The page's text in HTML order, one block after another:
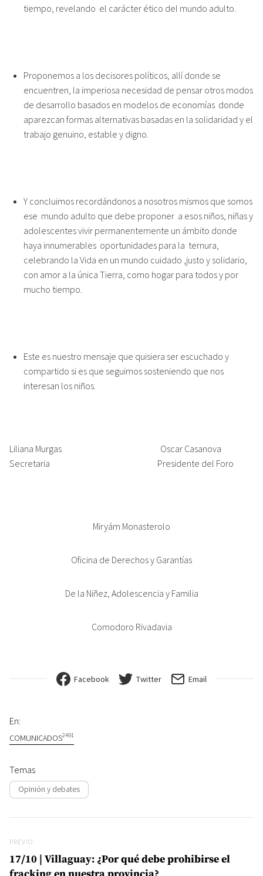
tiempo, revelando el carácter ético del mundo adulto.
Proponemos a los decisores políticos, allí donde se
encuentren, la imperiosa necesidad de pensar otros modos
de desarrollo basados en modelos de economías donde
aparezcan formas alternativas basadas en la solidaridad y el
trabajo genuino, estable y digno.
Y concluimos recordándonos a nosotros mismos que somos
ese mundo adulto que debe proponer a esos niños, niñas y
adolescentes vivir permanentemente un ámbito donde
haya innumerables oportunidades para la ternura,
celebrando la Vida en un mundo cuidado ,justo y solidario,
con amor a la única Tierra, como hogar para todos y por
mucho tiempo.
Este es nuestro mensaje que quisiera ser escuchado y
compartido si es que seguimos sosteniendo que nos
interesan los niños.
Liliana Murgas Oscar Casanova
Secretaria Presidente del Foro
Miryám Monasterolo
Oficina de Derechos y Garantías
De la Niñez, Adolescencia y Familia
Comodoro Rivadavia
Facebook Twitter Email
En:
COMUNICADOS2491
Temas
Opinión y debates
Previo
PREVIO
17/10 | Villaguay: ¿Por qué debe prohibirse el